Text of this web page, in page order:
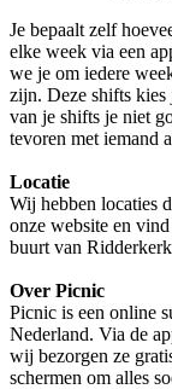
Je bepaalt zelf
elke week via een
we je om iedere
zijn. Deze shifts
van je shifts je niet
tevoren met iemand
Locatie
Wij hebben locaties
onze website en
buurt van
Over Picnic
Picnic is een online
Nederland. Via de
wij bezorgen ze
schermen om alles